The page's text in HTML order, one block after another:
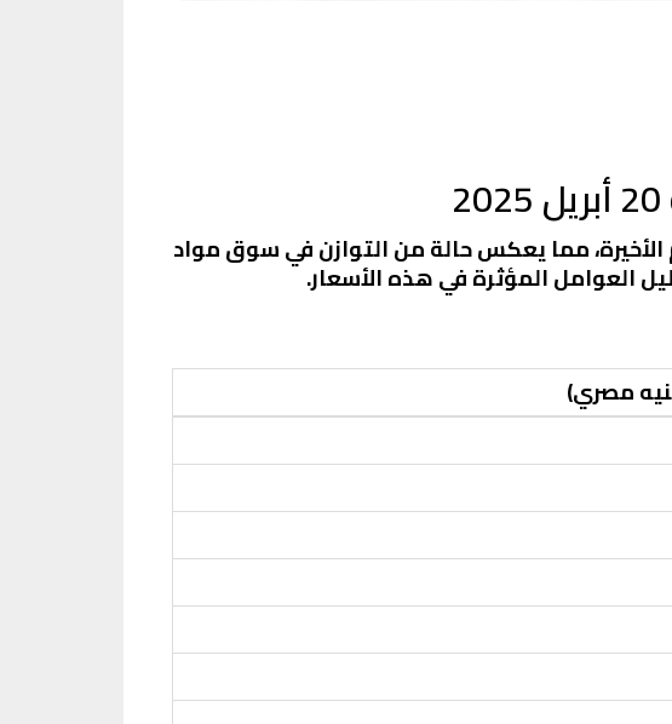
مما يعكس حالة من التوازن في سوق مواد
العوامل المؤثرة في هذه الأسعار.
مصري)